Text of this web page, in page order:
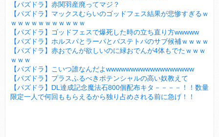
【パズドラ】赤関羽産廃ってマジ？
【パズドラ】マックスむらいのゴッドフェス結果が悲惨すぎるｗ
ｗｗｗｗｗｗｗｗｗｗｗ
【パズドラ】ゴッドフェスで爆死した時の立ち直り方wwwww
【パズドラ】ホルスパとラーパとバステトパのサブ候補ｗｗｗｗ
【パズドラ】赤おでんが欲しいのに緑おでんが4体もでたｗｗｗ
ｗｗｗ
【パズドラ】こいつ誰なんだよwwwwwwwwwwwwwwwwww
【パズドラ】プラスふるべきポテンシャルの高い奴教えて
【パズドラ】DL達成記念魔法石800個配布キタ－－－－！！数量
限定一人で何回ももらえるから独り占めされる前に急げ！！